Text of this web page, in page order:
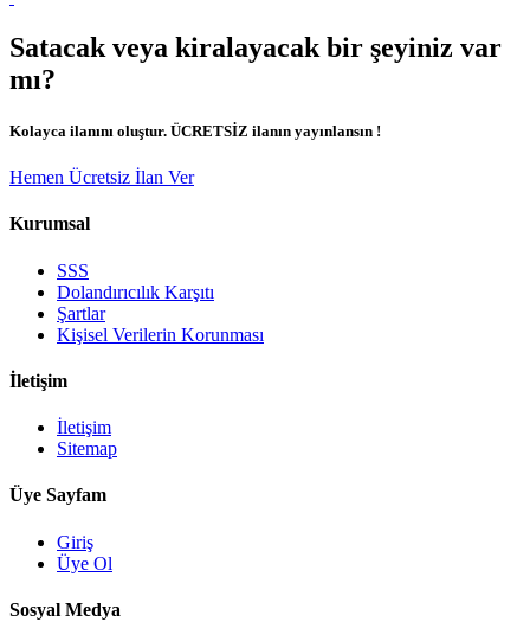
Satacak veya kiralayacak bir şeyiniz var
mı?
Kolayca ilanını oluştur. ÜCRETSİZ ilanın yayınlansın !
Hemen Ücretsiz İlan Ver
Kurumsal
SSS
Dolandırıcılık Karşıtı
Şartlar
Kişisel Verilerin Korunması
İletişim
İletişim
Sitemap
Üye Sayfam
Giriş
Üye Ol
Sosyal Medya